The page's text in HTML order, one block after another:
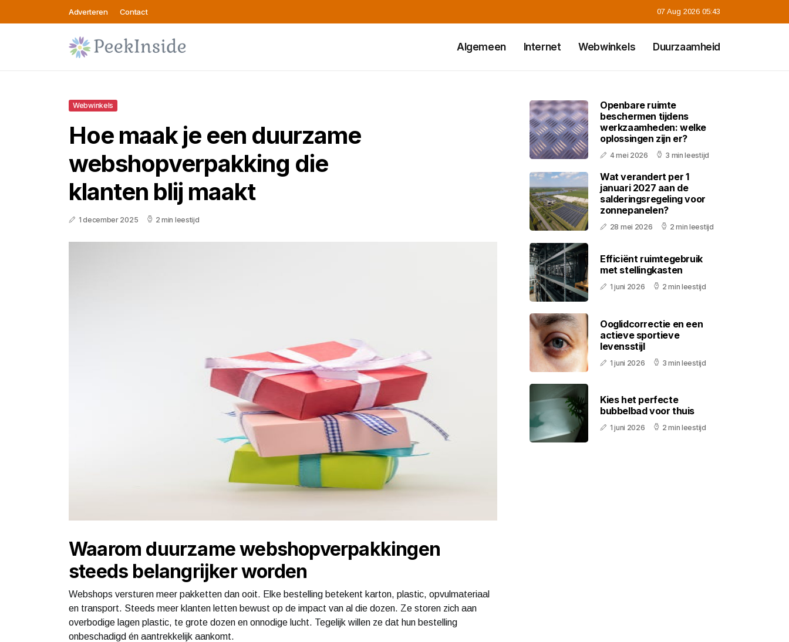
Adverteren Contact 07 Aug 2026 05:43
Algemeen Internet Webwinkels Duurzaamheid
Webwinkels
Hoe maak je een duurzame
webshopverpakking die
klanten blij maakt
1 december 2025 2 min leestijd
Waarom duurzame webshopverpakkingen
steeds belangrijker worden
Webshops versturen meer pakketten dan ooit. Elke bestelling betekent karton, plastic, opvulmateriaal
en transport. Steeds meer klanten letten bewust op de impact van al die dozen. Ze storen zich aan
overbodige lagen plastic, te grote dozen en onnodige lucht. Tegelijk willen ze dat hun bestelling
onbeschadigd én aantrekkelijk aankomt.
Openbare ruimte
beschermen tijdens
werkzaamheden: welke
oplossingen zijn er?
4 mei 2026 3 min leestijd
Wat verandert per 1
januari 2027 aan de
salderingsregeling voor
zonnepanelen?
28 mei 2026 2 min leestijd
Efficiënt ruimtegebruik
met stellingkasten
1 juni 2026 2 min leestijd
Ooglidcorrectie en een
actieve sportieve
levensstijl
1 juni 2026 3 min leestijd
Kies het perfecte
bubbelbad voor thuis
1 juni 2026 2 min leestijd